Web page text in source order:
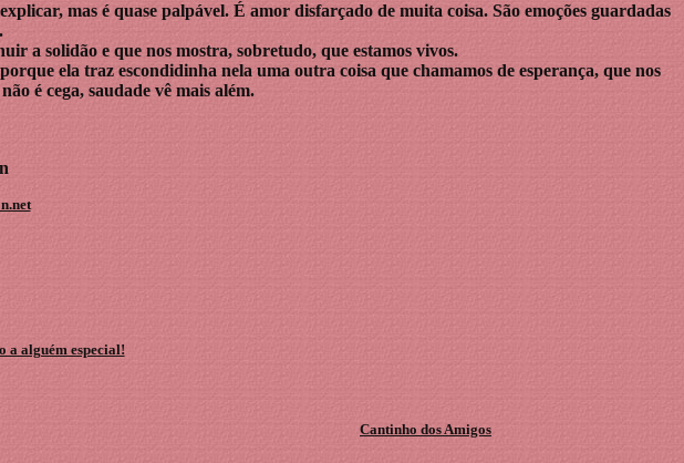
mas é quase palpável. É amor disfarçado de muita coisa. São emoções guardadas
a solidão e que nos mostra, sobretudo, que estamos vivos.
ela traz escondidinha nela uma outra coisa que chamamos de esperança, que nos
é cega, saudade vê mais além.
a alguém especial!
Cantinho dos Amigos